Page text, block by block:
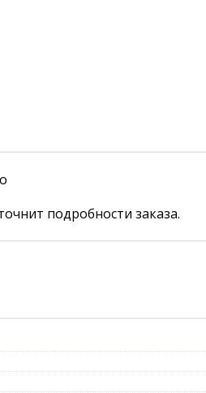
подробности заказа.